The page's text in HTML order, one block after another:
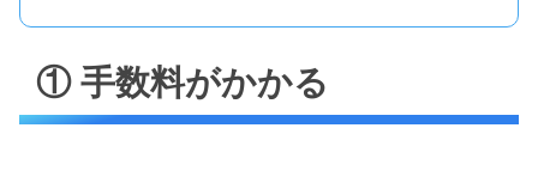
① 手数料がかかる